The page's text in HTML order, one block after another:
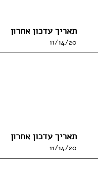
תאריך עדכון אחרון
11/14/20
תאריך עדכון אחרון
11/14/20